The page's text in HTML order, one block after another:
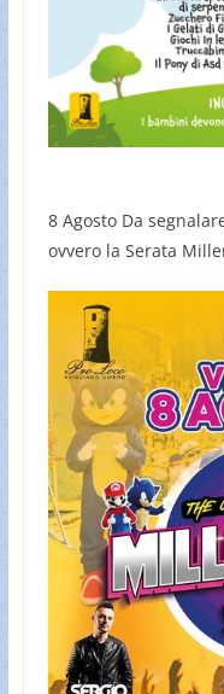
8 Agosto Da
ovvero la Serata